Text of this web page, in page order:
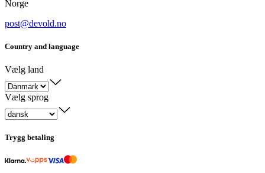
Norge
post@devold.no
Country and language
Vælg land
Vælg sprog
Trygg betaling